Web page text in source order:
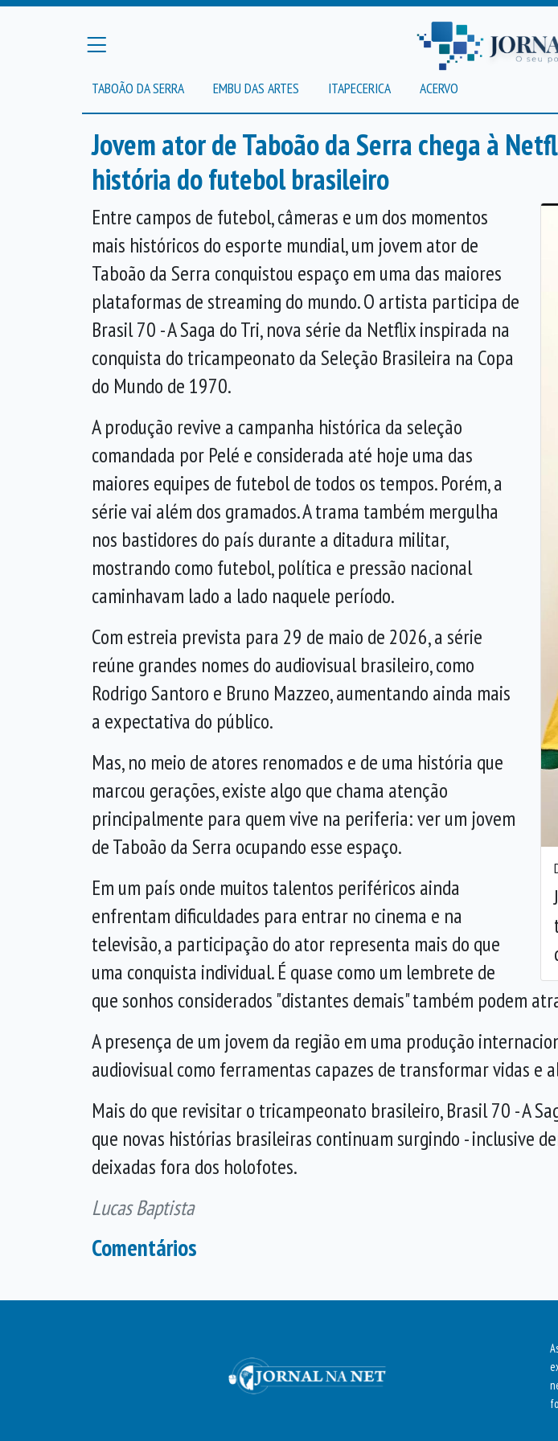
TABOÃO DA SERRA EMBU DAS ARTES ITAPECERICA ACERVO
Jovem ator de Taboão da Serra chega à
história do futebol brasileiro
Entre campos de futebol, câmeras e um dos momentos
mais históricos do esporte mundial, um jovem ator de
Taboão da Serra conquistou espaço em uma das maiores
plataformas de streaming do mundo. O artista participa de
Brasil 70 - A Saga do Tri, nova série da Netflix inspirada na
conquista do tricampeonato da Seleção Brasileira na Copa
do Mundo de 1970.
A produção revive a campanha histórica da seleção
comandada por Pelé e considerada até hoje uma das
maiores equipes de futebol de todos os tempos. Porém, a
série vai além dos gramados. A trama também mergulha
nos bastidores do país durante a ditadura militar,
mostrando como futebol, política e pressão nacional
caminhavam lado a lado naquele período.
Com estreia prevista para 29 de maio de 2026, a série
reúne grandes nomes do audiovisual brasileiro, como
Rodrigo Santoro e Bruno Mazzeo, aumentando ainda mais
a expectativa do público.
Mas, no meio de atores renomados e de uma história que
marcou gerações, existe algo que chama atenção
principalmente para quem vive na periferia: ver um jovem
de Taboão da Serra ocupando esse espaço.
Em um país onde muitos talentos periféricos ainda
enfrentam dificuldades para entrar no cinema e na
televisão, a participação do ator representa mais do que
uma conquista individual. É quase como um lembrete de
que sonhos considerados "distantes demais" também podem
A presença de um jovem da região em uma produção
audiovisual como ferramentas capazes de transformar vidas e
Mais do que revisitar o tricampeonato brasileiro, Brasil 70 - A
que novas histórias brasileiras continuam surgindo - inclusive
deixadas fora dos holofotes.
Lucas Baptista
Comentários